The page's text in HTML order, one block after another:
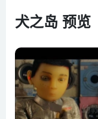
犬之岛 预览